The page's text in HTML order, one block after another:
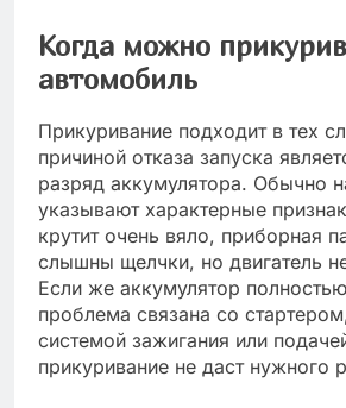
Когда можно
автомобиль
Прикуривание подходит в тех
причиной отказа запуска
разряд аккумулятора. Обычно
указывают характерные
крутит очень вяло, приборная
слышны щелчки, но двигатель
Если же аккумулятор
проблема связана со
системой зажигания или
прикуривание не даст нужного